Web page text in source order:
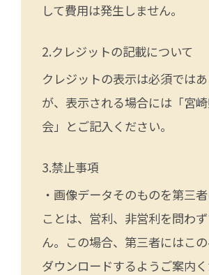
して費用は発生しません。
クレジットの記載について
クレジットの表示は必須では
が、表示される場合には「宮
会」とご記入ください。
禁止事項
・画像データそのものを第三
ことは、営利、非営利を問わ
ん。この場合、第三者にはこ
ダウンロードするようご案内く